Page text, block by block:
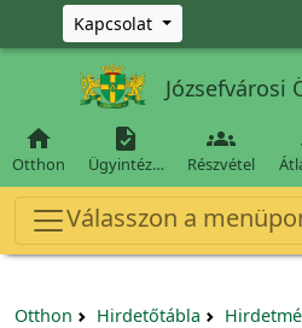
Ugrás a fő tartalomra
Kapcsolat
Józsefvárosi

Otthon

Ügyintéz…

Részvétel
Válasszon a
Otthon Hirdetőtábla